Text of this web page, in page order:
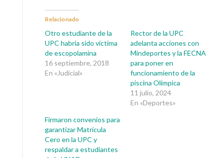
Relacionado
Otro estudiante de la
UPC habría sido víctima
de escopolamina
16 septiembre, 2018
En «Judicial»
Rector de la UPC
adelanta acciones con
Mindeportes y la FECNA
para poner en
funcionamiento de la
piscina Olímpica
11 julio, 2024
En «Deportes»
Firmaron convenios para
garantizar Matrícula
Cero en la UPC y
respaldar a estudiantes